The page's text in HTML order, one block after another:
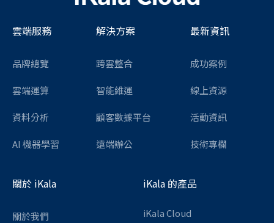
雲端服務
品牌總覽
雲端運算
資料分析
AI 機器學習
解決方案
跨雲整合
智能維運
顧客數據平台
遠端辦公
最新資訊
成功案例
線上資源
活動資訊
技術專欄
關於 iKala
關於我們
iKala 的產品
iKala Cloud